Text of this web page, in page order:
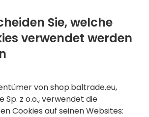
Sie, welche
verwendet werden
von shop.baltrade.eu,
Sp. z o.o., verwendet die
Cookies auf seinen Websites: